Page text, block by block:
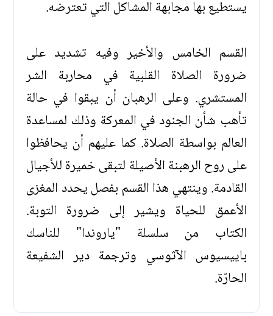
يستطيع بها مجابهة المشاكل التي تعترضه.
القسم الخامس والأخير وفيه تشديد على
ضرورة الصلاة القلبية في محاربة الشر
المستشري. وعلى الرهبان أن يبقوا في حالة
تأهب شأن الجنود في المعركة وذلك لمساعدة
العالم بواسطة الصلاة. كما عليهم أن يحافظوا
على روح الرهبنة الأصيلة لتبقى خميرة للأجيال
القادمة. وينتهي هذا القسم بفصل يحدد المغزى
الأعمق للحياة ويشير إلى ضرورة التوبة.
الكتاب من سلسلة "ياروندا" للناسك
باييسيوس الآثوسي وترجمة دير الشفيعة
الحارّة.